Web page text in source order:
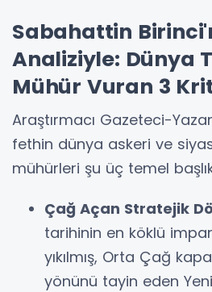
Sabahattin
Analiziyle: Dünya
Mühür Vuran 3
Araştırmacı Gazeteci-
fethin dünya askeri ve
mühürleri şu üç temel
Çağ Açan Stratejik
tarihinin en köklü
yıkılmış, Orta Çağ
yönünü tayin eden